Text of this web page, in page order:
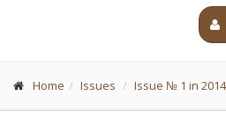
Home Issues Issue № 1 in 2014